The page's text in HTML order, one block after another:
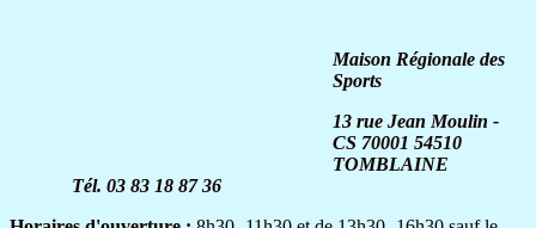
Maison Régionale des
Sports
13 rue Jean Moulin -
CS 70001 54510
TOMBLAINE
Tél. 03 83 18 87 36